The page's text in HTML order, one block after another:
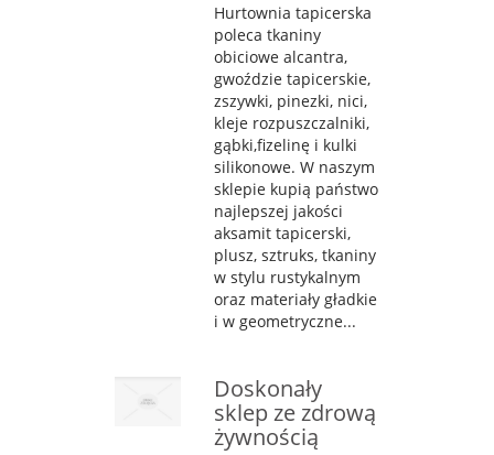
Hurtownia tapicerska
poleca tkaniny
obiciowe alcantra,
gwoździe tapicerskie,
zszywki, pinezki, nici,
kleje rozpuszczalniki,
gąbki,fizelinę i kulki
silikonowe. W naszym
sklepie kupią państwo
najlepszej jakości
aksamit tapicerski,
plusz, sztruks, tkaniny
w stylu rustykalnym
oraz materiały gładkie
i w geometryczne...
Doskonały
sklep ze zdrową
żywnością